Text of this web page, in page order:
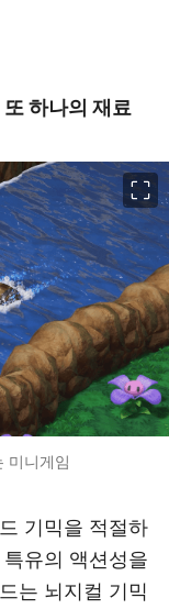
하나의 재료
미니게임
기믹을 적절하
유의 액션성을
는 뇌지컬 기믹